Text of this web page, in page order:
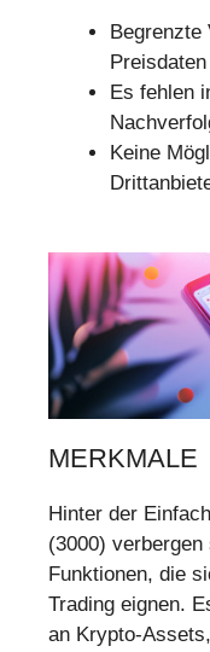
Begrenzte
Es fehlen
Keine
MERKMALE
Hinter der
(3000)
Funktionen, die
Trading eignen.
an Krypto-